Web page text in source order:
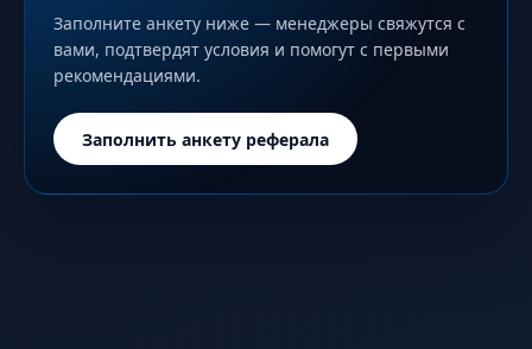
Заполните анкету ниже — менеджеры свяжутся с
вами, подтвердят условия и помогут с первыми
рекомендациями.
Заполнить анкету реферала